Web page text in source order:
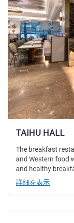
TAIHU HALL
The breakfast
and Western food
and healthy
詳細を表示